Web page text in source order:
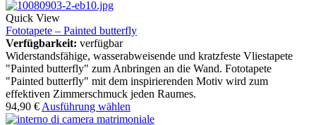
Quick View
Fototapete – Painted butterfly
Verfügbarkeit: verfügbar
Widerstandsfähige, wasserabweisende und kratzfeste Vliestapete
"Painted butterfly" zum Anbringen an die Wand. Fototapete
"Painted butterfly" mit dem inspirierenden Motiv wird zum
effektiven Zimmerschmuck jeden Raumes.
94,90 € Ausführung wählen